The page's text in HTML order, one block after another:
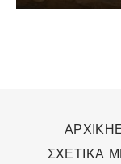
ΑΡΧΙΚΗ
ΣΧΕΤΙΚΑ